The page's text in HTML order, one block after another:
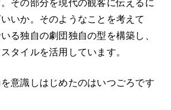
その部分を現代の観客に伝えるに
いか。そのようなことを考えて
る独自の劇団独自の型を構築し、
タイルを活用しています。
識しはじめたのはいつごろです